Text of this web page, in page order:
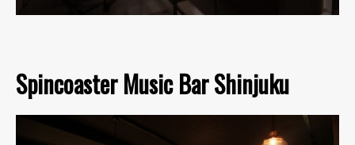
Spincoaster Music Bar Shinjuku